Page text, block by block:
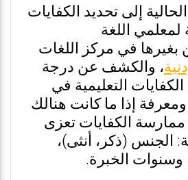
إلى تحديد الكفايات
لمعلمي اللغة
بغيرها في مركز اللغات
، والكشف عن درجة
التعليمية في
إذا ما كانت هنالك
الكفايات تعزى
الجنس (ذكر، أنثى)،
وسنوات الخبرة.